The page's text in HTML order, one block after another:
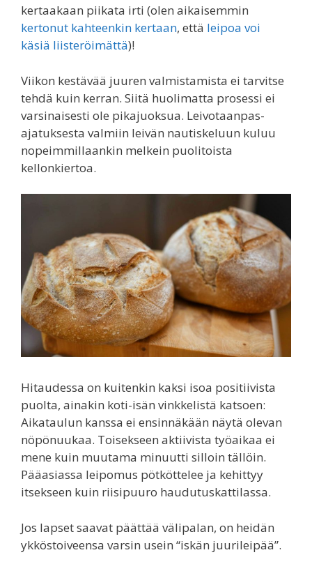
kertaakaan piikata irti (olen aikaisemmin
kertonut kahteenkin kertaan, että leipoa voi
käsiä liisteröimättä)!
Viikon kestävää juuren valmistamista ei tarvitse
tehdä kuin kerran. Siitä huolimatta prosessi ei
varsinaisesti ole pikajuoksua. Leivotaanpas-
ajatuksesta valmiin leivän nautiskeluun kuluu
nopeimmillaankin melkein puolitoista
kellonkiertoa.
Hitaudessa on kuitenkin kaksi isoa positiivista
puolta, ainakin koti-isän vinkkelistä katsoen:
Aikataulun kanssa ei ensinnäkään näytä olevan
nöpönuukaa. Toisekseen aktiivista työaikaa ei
mene kuin muutama minuutti silloin tällöin.
Pääasiassa leipomus pötköttelee ja kehittyy
itsekseen kuin riisipuuro haudutuskattilassa.
Jos lapset saavat päättää välipalan, on heidän
ykköstoiveensa varsin usein “iskän juurileipää”.